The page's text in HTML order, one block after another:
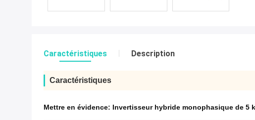
Caractéristiques Description
Caractéristiques
Mettre en évidence: Invertisseur hybride monophasique de 5